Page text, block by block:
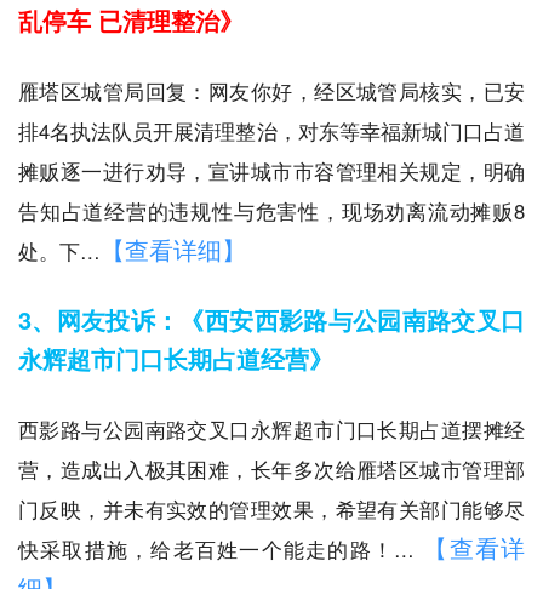
乱停车 已清理整治》
雁塔区城管局回复：网友你好，经区城管局核实，已安
排4名执法队员开展清理整治，对东等幸福新城门口占道
摊贩逐一进行劝导，宣讲城市市容管理相关规定，明确
告知占道经营的违规性与危害性，现场劝离流动摊贩8
处。下… 【查看详细】
3、网友投诉：《西安西影路与公园南路交叉口
永辉超市门口长期占道经营》
西影路与公园南路交叉口永辉超市门口长期占道摆摊经
营，造成出入极其困难，长年多次给雁塔区城市管理部
门反映，并未有实效的管理效果，希望有关部门能够尽
快采取措施，给老百姓一个能走的路！…
【查看详